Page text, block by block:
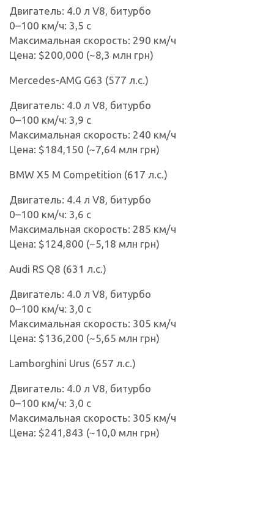
Двигатель: 4.0 л V8, битурбо
0–100 км/ч: 3,5 с
Максимальная скорость: 290 км/ч
Цена: $200,000 (~8,3 млн грн)
Mercedes-AMG G63 (577 л.с.)
Двигатель: 4.0 л V8, битурбо
0–100 км/ч: 3,9 с
Максимальная скорость: 240 км/ч
Цена: $184,150 (~7,64 млн грн)
BMW X5 M Competition (617 л.с.)
Двигатель: 4.4 л V8, битурбо
0–100 км/ч: 3,6 с
Максимальная скорость: 285 км/ч
Цена: $124,800 (~5,18 млн грн)
Audi RS Q8 (631 л.с.)
Двигатель: 4.0 л V8, битурбо
0–100 км/ч: 3,0 с
Максимальная скорость: 305 км/ч
Цена: $136,200 (~5,65 млн грн)
Lamborghini Urus (657 л.с.)
Двигатель: 4.0 л V8, битурбо
0–100 км/ч: 3,0 с
Максимальная скорость: 305 км/ч
Цена: $241,843 (~10,0 млн грн)